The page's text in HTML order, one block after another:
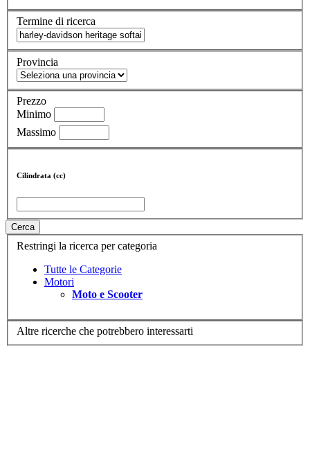
Termine di ricerca
Provincia
Prezzo
Minimo
Massimo
Cilindrata (cc)
Cerca
Restringi la ricerca per categoria
Tutte le Categorie
Motori
Moto e Scooter
Altre ricerche che potrebbero interessarti